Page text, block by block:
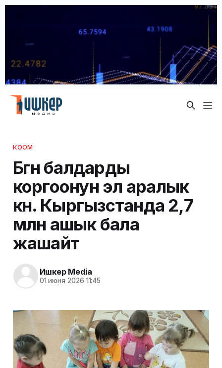
КООМ
Бүгүн балдарды
коргоонун эл аралык
күнү. Кыргызстанда 2,7
млн ашык бала
жашайт
Ишкер Media
01 июня 2026 11:45